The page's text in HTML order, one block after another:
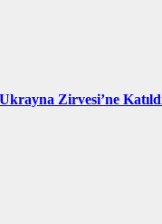
Zirvesi’ne